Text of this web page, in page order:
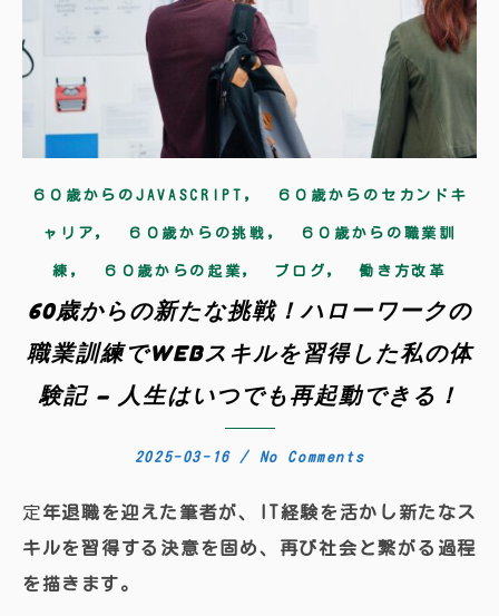
６０歳からのJAVASCRIPT , ６０歳からのセカンドキ
ャリア , ６０歳からの挑戦 , ６０歳からの職業訓
練 , ６０歳からの起業, ブログ ,働き方改革
60歳からの新たな挑戦！ハローワークの
職業訓練でWEBスキルを習得した私の体
験記 – 人生はいつでも再起動できる！
2025-03-16 / No Comments
定年退職を迎えた筆者が、IT経験を活かし新たなス
キルを習得する決意を固め、再び社会と繋がる過程
を描きます。